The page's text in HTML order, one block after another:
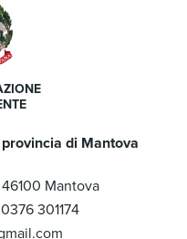
di Mantova
Mantova
0376 301174